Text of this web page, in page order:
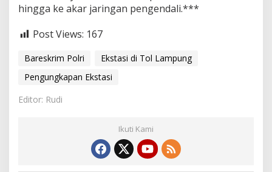
hingga ke akar jaringan pengendali.***
Post Views: 167
Bareskrim Polri
Ekstasi di Tol Lampung
Pengungkapan Ekstasi
Editor: Rudi
Ikuti Kami